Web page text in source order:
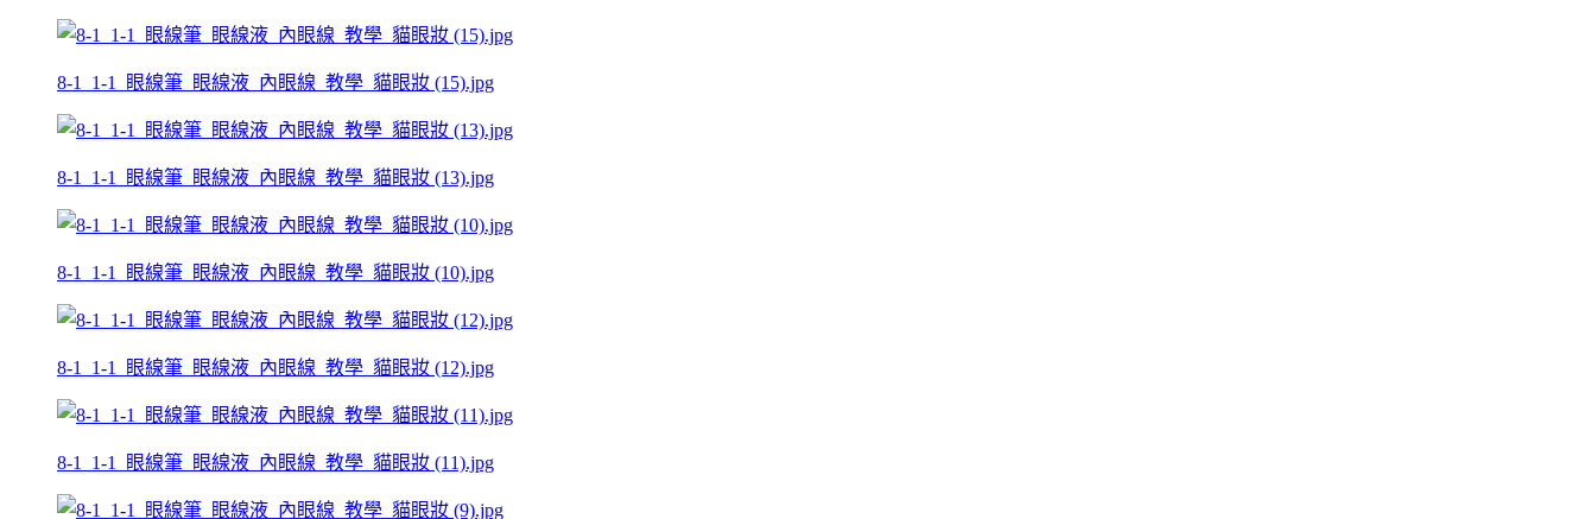
8-1_1-1_眼線筆_眼線液_內眼線_教學_貓眼妝 (15).jpg
8-1_1-1_眼線筆_眼線液_內眼線_教學_貓眼妝 (13).jpg
8-1_1-1_眼線筆_眼線液_內眼線_教學_貓眼妝 (10).jpg
8-1_1-1_眼線筆_眼線液_內眼線_教學_貓眼妝 (12).jpg
8-1_1-1_眼線筆_眼線液_內眼線_教學_貓眼妝 (11).jpg